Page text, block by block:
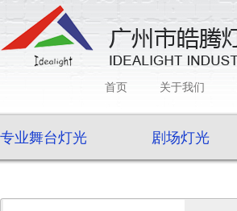
首页 关于我们
专业舞台灯光 剧场灯光